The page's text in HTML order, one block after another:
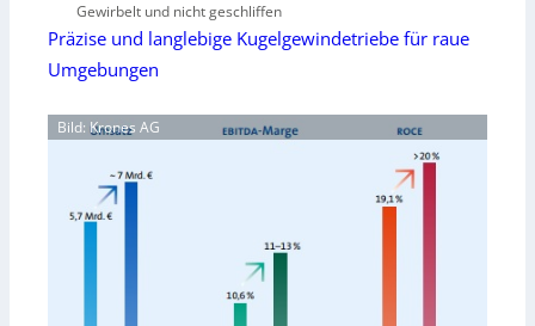
Gewirbelt und nicht geschliffen
Präzise und langlebige Kugelgewindetriebe für raue
Umgebungen
Bild: Krones AG